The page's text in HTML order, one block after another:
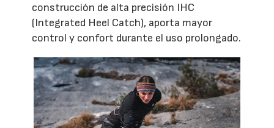
construcción de alta precisión IHC
(Integrated Heel Catch), aporta mayor
control y confort durante el uso prolongado.